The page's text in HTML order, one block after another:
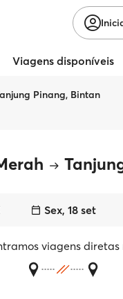
Viagens disponíveis
Pinang, Bintan
Sex, 18 set
viagens